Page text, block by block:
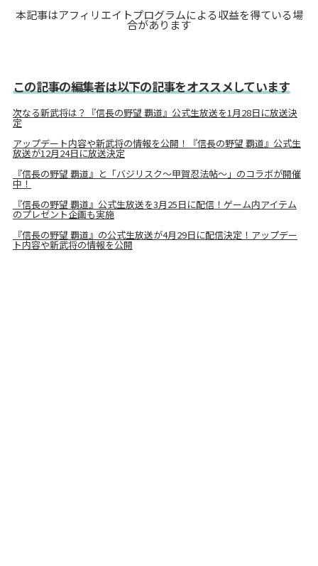
本記事はアフィリエイトプログラムによる収益を得ている場
合があります
この記事の編集者は以下の記事をオススメしています
次なる新武将は？『信長の野望 覇道』公式生放送を1月28日に放送決
定
アップデート内容や新武将の情報を公開！『信長の野望 覇道』公式生
放送が12月24日に放送決定
『信長の野望 覇道』と「バジリスク～甲賀忍法帖～」のコラボが開催
中！
『信長の野望 覇道』公式生放送を3月25日に配信！ゲーム内アイテム
のプレゼント企画も実施
『信長の野望 覇道』の公式生放送が4月29日に配信決定！アップデー
ト内容や新武将の情報を公開